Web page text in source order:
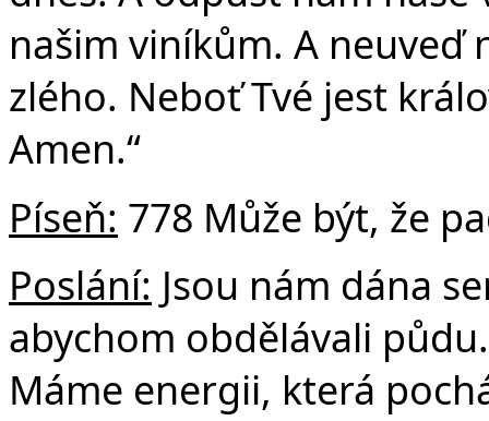
našim viníkům. A neuveď
zlého. Neboť Tvé jest
Amen.“
Píseň: 778 Může být, že
Poslání: Jsou nám dána
abychom obdělávali půdu.
Máme energii, která